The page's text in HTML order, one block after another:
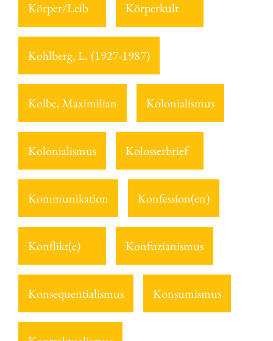
Körper/Leib Körperkult
Kohlberg, L. (1927-1987)
Kolbe, Maximilian Kolonialismus
Kolonialismus Kolosserbrief
Kommunikation Konfession(en)
Konflikt(e) Konfuzianismus
Konsequentialismus Konsumismus